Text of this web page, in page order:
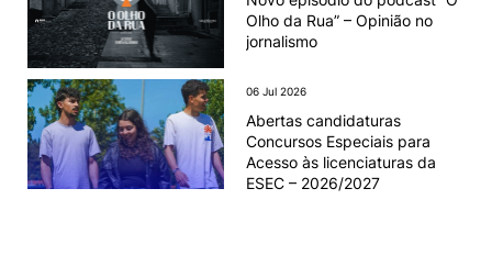
Olho da Rua” – Opinião no
jornalismo
06 Jul 2026
Abertas candidaturas
Concursos Especiais para
Acesso às licenciaturas da
ESEC – 2026/2027